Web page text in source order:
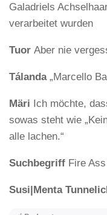
Galadriels
verarbeitet wurden
Tuor Aber nie
Tálanda„Marcello
Märi Ich möchte,
sowas steht wie
alle lachen.“
Suchbegriff Fire
Susi|Menta